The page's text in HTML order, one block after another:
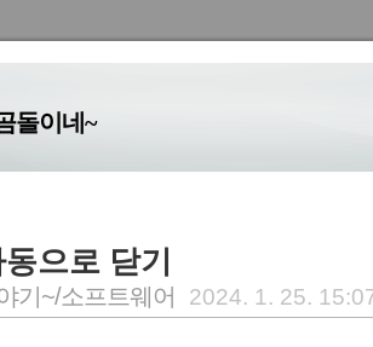
돌이네~
으로 닫기
기~/소프트웨어 2024. 1. 25.